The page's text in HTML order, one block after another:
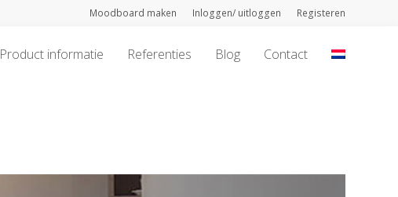
Moodboard maken Inloggen/ uitloggen Registeren
Product informatie Referenties Blog Contact